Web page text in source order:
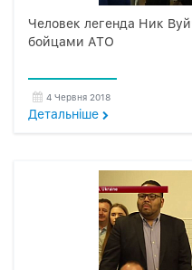
Человек легенда Ник
бойцами АТО
4 Червня 2018
Детальнiше